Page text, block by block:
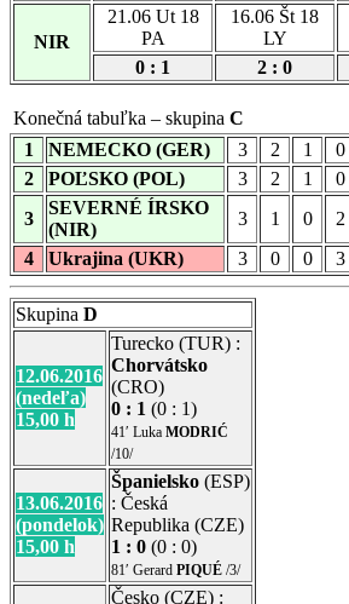
NIR
21.06 Ut 18
PA
16.06 Št 18
LY
0 : 1 2 : 0
Konečná tabuľka – skupina C
1
NEMECKO (GER) 3 2 1 0
2
POĽSKO (POL) 3 2 1 0
3
SEVERNÉ ÍRSKO
(NIR)
3 1 0 2
4
Ukrajina (UKR) 3 0 0 3
Skupina D
12.06.2016
(nedeľa)
15,00 h
Turecko (TUR) :
Chorvátsko
(CRO)
0 : 1 (0 : 1)
41′ Luka MODRIĆ
/10/
13.06.2016
(pondelok)
15,00 h
Španielsko (ESP)
: Česká
Republika (CZE)
1 : 0 (0 : 0)
81′ Gerard PIQUÉ /3/
Česko (CZE) :